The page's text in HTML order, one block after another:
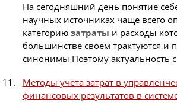
На сегодняшний день понятие
научных источниках чаще всего
категорию затраты и расходы
большинстве своем трактуются и
синонимы Поэтому актуальность
Методы учета затрат в
финансовых результатов в